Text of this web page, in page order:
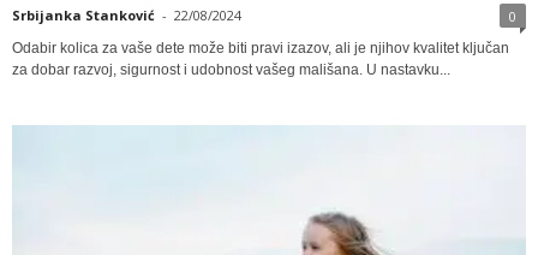
Srbijanka Stanković - 22/08/2024 0
Odabir kolica za vaše dete može biti pravi izazov, ali je njihov kvalitet ključan
za dobar razvoj, sigurnost i udobnost vašeg mališana. U nastavku...